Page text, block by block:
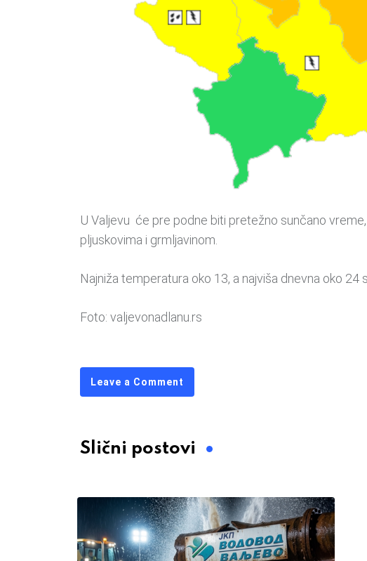
U Valjevu će pre podne biti pretežno sunčano
pljuskovima i grmljavinom.
Najniža temperatura oko 13, a najviša dnevna oko 24
Foto: valjevonadlanu.rs
Leave a Comment
Slični postovi